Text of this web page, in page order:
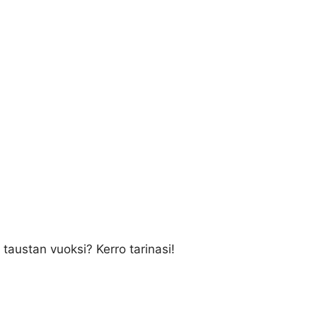
vuoksi? Kerro tarinasi!